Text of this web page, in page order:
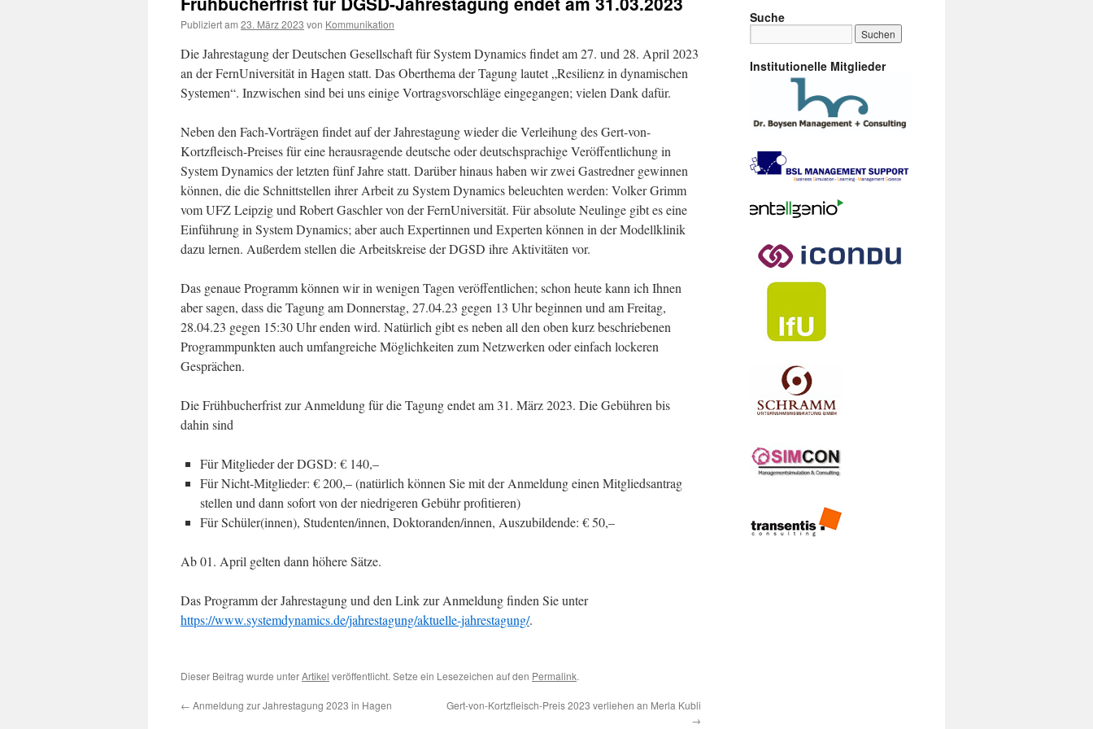
Publiziert am 23. März 2023 von Kommunikation
Die Jahrestagung der Deutschen Gesellschaft für System Dynamics findet am 27. und 28. April 2023
an der FernUniversität in Hagen statt. Das Oberthema der Tagung lautet „Resilienz in dynamischen
Systemen“. Inzwischen sind bei uns einige Vortragsvorschläge eingegangen; vielen Dank dafür.
Neben den Fach-Vorträgen findet auf der Jahrestagung wieder die Verleihung des Gert-von-
Kortzfleisch-Preises für eine herausragende deutsche oder deutschsprachige Veröffentlichung in
System Dynamics der letzten fünf Jahre statt. Darüber hinaus haben wir zwei Gastredner gewinnen
können, die die Schnittstellen ihrer Arbeit zu System Dynamics beleuchten werden: Volker Grimm
vom UFZ Leipzig und Robert Gaschler von der FernUniversität. Für absolute Neulinge gibt es eine
Einführung in System Dynamics; aber auch Expertinnen und Experten können in der Modellklinik
dazu lernen. Außerdem stellen die Arbeitskreise der DGSD ihre Aktivitäten vor.
Das genaue Programm können wir in wenigen Tagen veröffentlichen; schon heute kann ich Ihnen
aber sagen, dass die Tagung am Donnerstag, 27.04.23 gegen 13 Uhr beginnen und am Freitag,
28.04.23 gegen 15:30 Uhr enden wird. Natürlich gibt es neben all den oben kurz beschriebenen
Programmpunkten auch umfangreiche Möglichkeiten zum Netzwerken oder einfach lockeren
Gesprächen.
Die Frühbucherfrist zur Anmeldung für die Tagung endet am 31. März 2023. Die Gebühren bis
dahin sind
Für Mitglieder der DGSD: € 140,–
Für Nicht-Mitglieder: € 200,– (natürlich können Sie mit der Anmeldung einen Mitgliedsantrag
stellen und dann sofort von der niedrigeren Gebühr profitieren)
Für Schüler(innen), Studenten/innen, Doktoranden/innen, Auszubildende: € 50,–
Ab 01. April gelten dann höhere Sätze.
Das Programm der Jahrestagung und den Link zur Anmeldung finden Sie unter
https://www.systemdynamics.de/jahrestagung/aktuelle-jahrestagung/.
Dieser Beitrag wurde unterArtikel veröffentlicht. Setze ein Lesezeichen auf den Permalink.
← Anmeldung zur Jahrestagung 2023 in Hagen
Gert-von-Kortzfleisch-Preis 2023 verliehen an Merla Kubli
→
Suche
Institutionelle Mitglieder